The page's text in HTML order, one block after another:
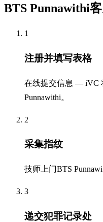
BTS Punnawithi
1
注册并填写表格
在线提交信息 — iVC
Punnawithi。
2
采集指纹
技师上门BTS
3
递交犯罪记录处